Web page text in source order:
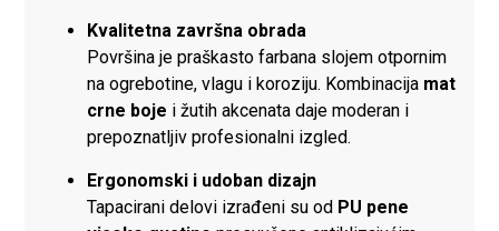
Kvalitetna završna obrada
Površina je praškasto farbana slojem otpornim
na ogrebotine, vlagu i koroziju. Kombinacija mat
crne boje i žutih akcenata daje moderan i
prepoznatljiv profesionalni izgled.
Ergonomski i udoban dizajn
Tapacirani delovi izrađeni su od PU pene